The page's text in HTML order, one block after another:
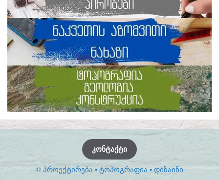
ᲙᲝᲜᲢᲐᲥᲢᲘ
© ᲞᲠᲝᲔᲥᲢᲘᲠᲔᲑᲐ • ᲢᲝᲞᲝᲒᲠᲐᲤᲘᲐ • ᲓᲘᲖᲐᲘᲜᲘ